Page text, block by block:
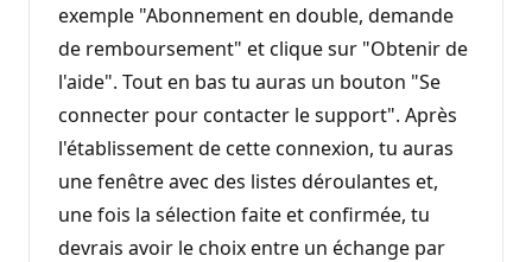
exemple "Abonnement en double, demande
de remboursement" et clique sur "Obtenir de
l'aide". Tout en bas tu auras un bouton "Se
connecter pour contacter le support". Après
l'établissement de cette connexion, tu auras
une fenêtre avec des listes déroulantes et,
une fois la sélection faite et confirmée, tu
devrais avoir le choix entre un échange par